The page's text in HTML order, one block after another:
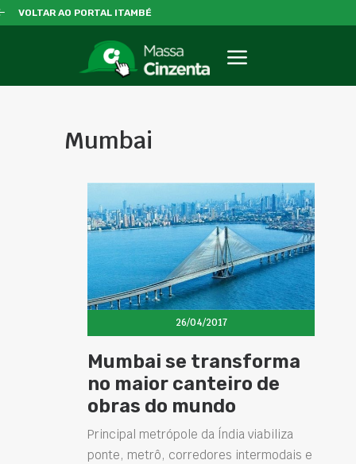
VOLTAR AO PORTAL ITAMBÉ
Mumbai
26/04/2017
Mumbai se transforma
no maior canteiro de
obras do mundo
Principal metrópole da Índia viabiliza
ponte, metrô, corredores intermodais e